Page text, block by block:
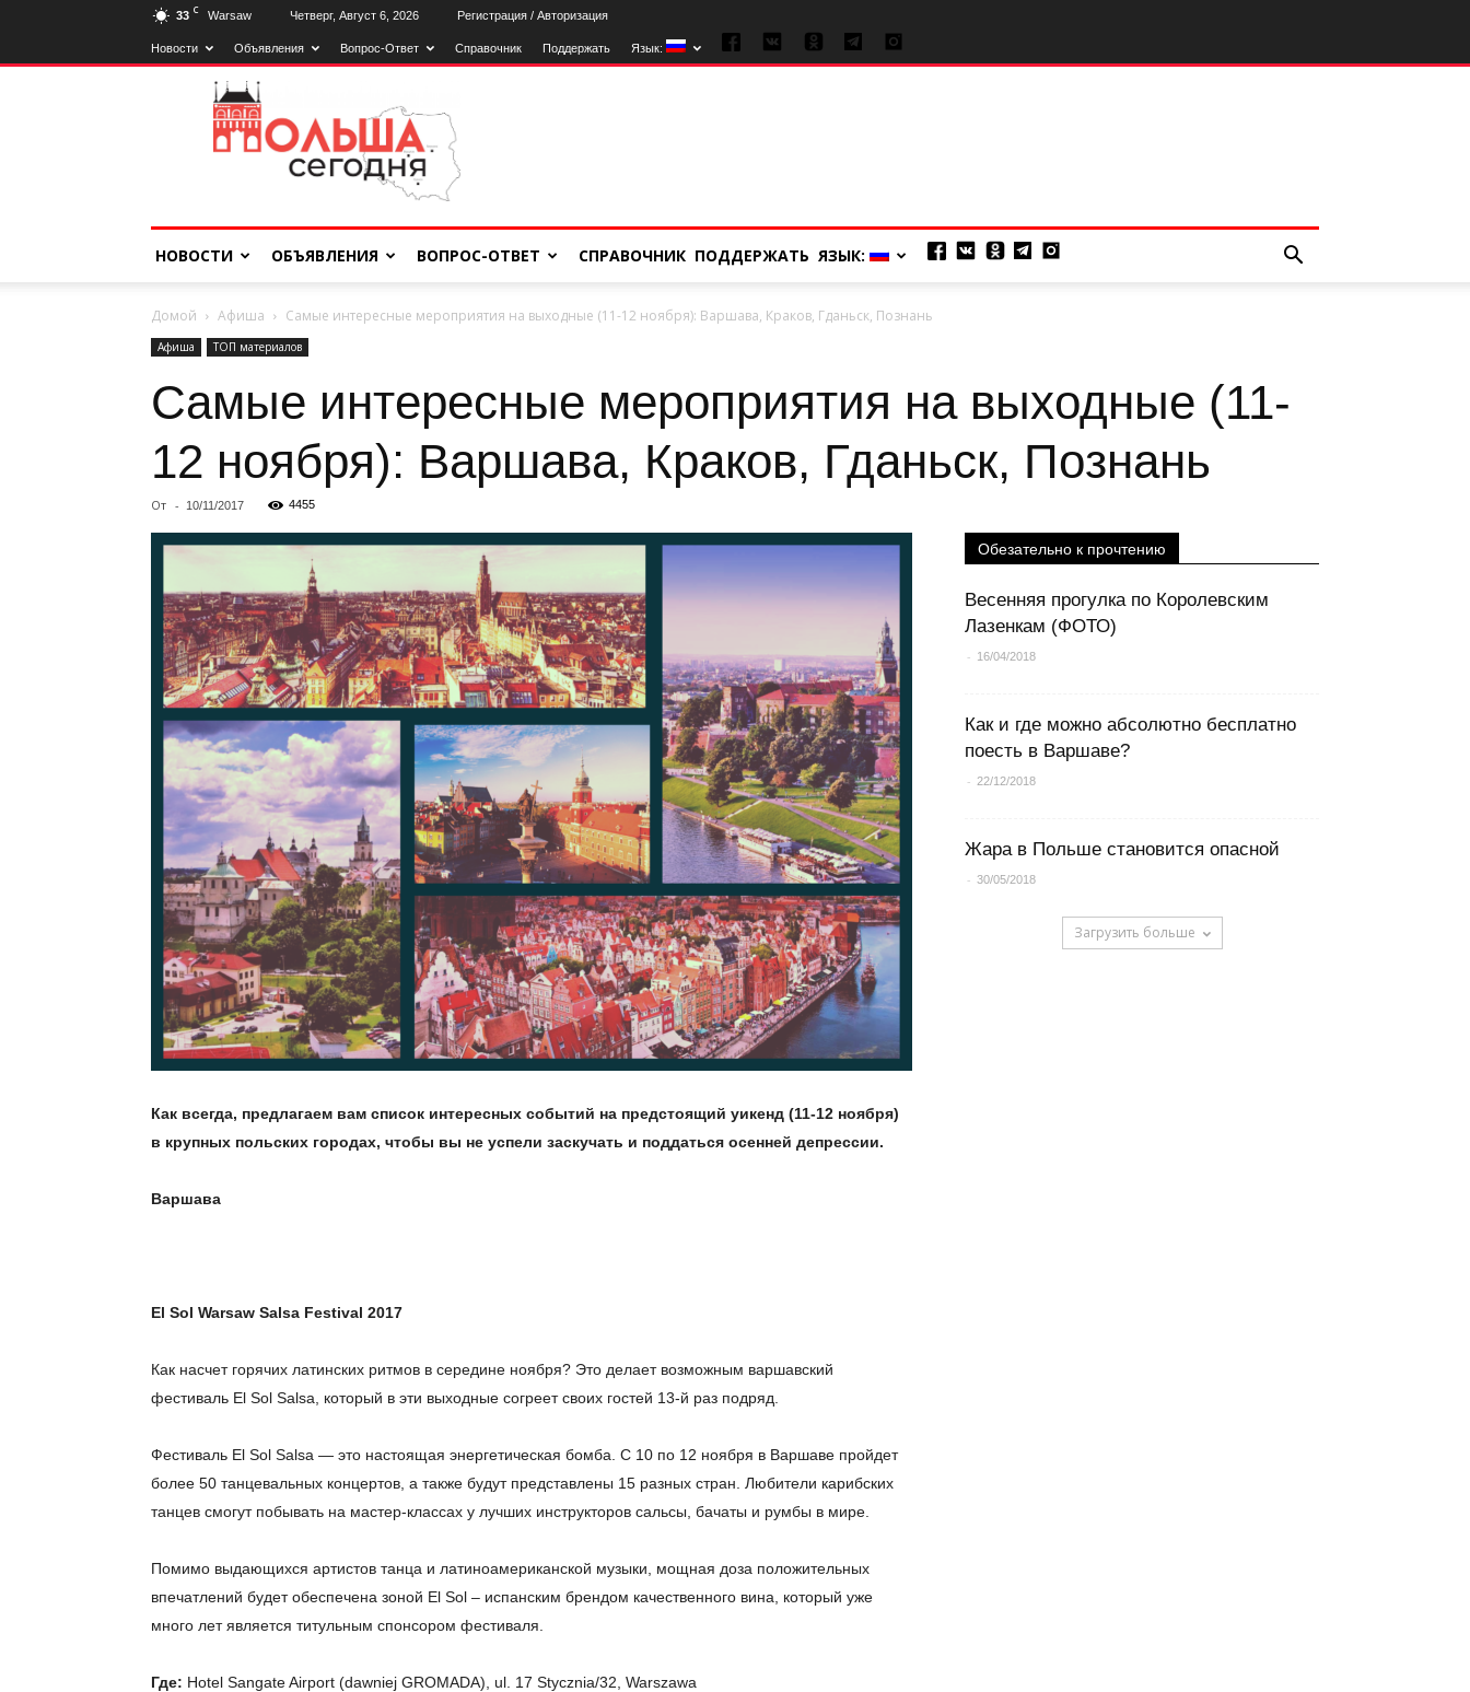
33 C Warsaw Четверг, Август 6, 2026 Регистрация / Авторизация
Новости Объявления Вопрос-Ответ Справочник Поддержать Язык:
Польща
Сьогодні
НОВОСТИ ОБЪЯВЛЕНИЯ ВОПРОС-ОТВЕТ СПРАВОЧНИК ПОДДЕРЖАТЬ ЯЗЫК:
Домой Афиша Самые интересные мероприятия на выходные (11-12 ноября): Варшава, Краков, Гданьск, Познань
Афиша ТОП материалов
Самые интересные мероприятия на выходные (11-
12 ноября): Варшава, Краков, Гданьск, Познань
От - 10/11/2017 4455
Как всегда, предлагаем вам список интересных событий на предстоящий уикенд (11-12 ноября)
в крупных польских городах, чтобы вы не успели заскучать и поддаться осенней депрессии.
Варшава
El Sol Warsaw Salsa Festival 2017
Как насчет горячих латинских ритмов в середине ноября? Это делает возможным варшавский
фестиваль El Sol Salsa, который в эти выходные согреет своих гостей 13-й раз подряд.
Фестиваль El Sol Salsa — это настоящая энергетическая бомба. С 10 по 12 ноября в Варшаве пройдет
более 50 танцевальных концертов, а также будут представлены 15 разных стран. Любители карибских
танцев смогут побывать на мастер-классах у лучших инструкторов сальсы, бачаты и румбы в мире.
Помимо выдающихся артистов танца и латиноамериканской музыки, мощная доза положительных
впечатлений будет обеспечена зоной El Sol – испанским брендом качественного вина, который уже
много лет является титульным спонсором фестиваля.
Где: Hotel Sangate Airport (dawniej GROMADA), ul. 17 Stycznia/32, Warszawa
Обезательно к прочтению
Весенняя прогулка по Королевским
Лазенкам (ФОТО)
- 16/04/2018
Как и где можно абсолютно бесплатно
поесть в Варшаве?
- 22/12/2018
Жара в Польше становится опасной
- 30/05/2018
Загрузить больше